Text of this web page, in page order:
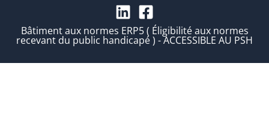
Bâtiment aux normes ERP5 ( Éligibilité aux normes
recevant du public handicapé ) - ACCESSIBLE AU PSH